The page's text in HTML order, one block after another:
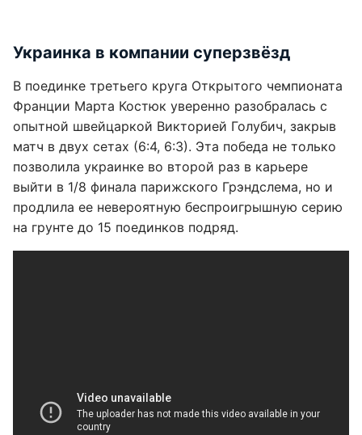
Украинка в компании суперзвёзд
В поединке третьего круга Открытого чемпионата
Франции Марта Костюк уверенно разобралась с
опытной швейцаркой Викторией Голубич, закрыв
матч в двух сетах (6:4, 6:3). Эта победа не только
позволила украинке во второй раз в карьере
выйти в 1/8 финала парижского Грэндслема, но и
продлила ее невероятную беспроигрышную серию
на грунте до 15 поединков подряд.